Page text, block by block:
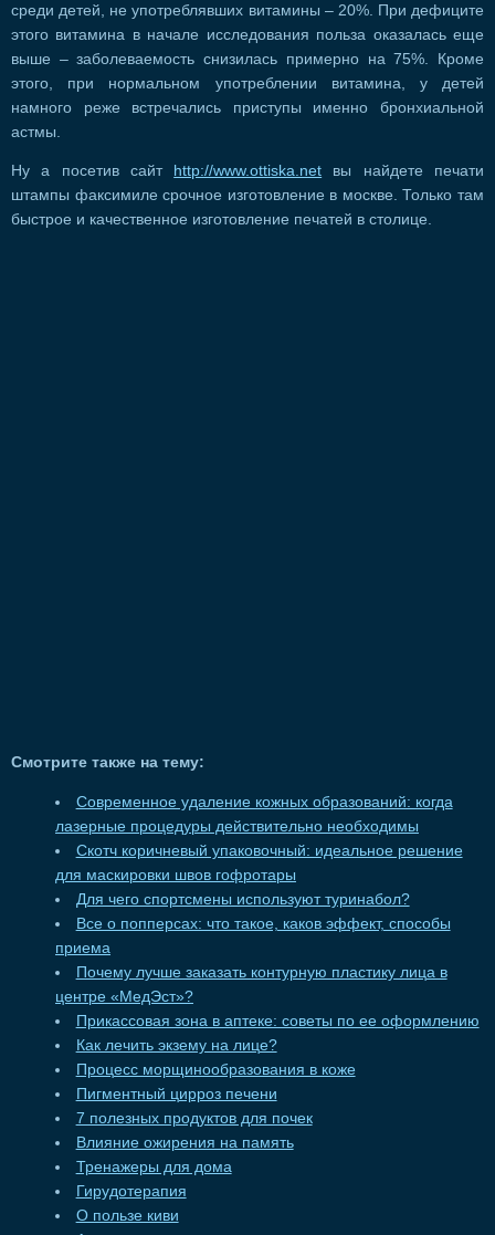
среди детей, не употреблявших витамины – 20%. При дефиците
этого витамина в начале исследования польза оказалась еще
выше – заболеваемость снизилась примерно на 75%. Кроме
этого, при нормальном употреблении витамина, у детей
намного реже встречались приступы именно бронхиальной
астмы.
Ну а посетив сайт http://www.ottiska.net вы найдете печати
штампы факсимиле срочное изготовление в москве. Только там
быстрое и качественное изготовление печатей в столице.
Смотрите также на тему:
Современное удаление кожных образований: когда
лазерные процедуры действительно необходимы
Скотч коричневый упаковочный: идеальное решение
для маскировки швов гофротары
Для чего спортсмены используют туринабол?
Все о попперсах: что такое, каков эффект, способы
приема
Почему лучше заказать контурную пластику лица в
центре «МедЭст»?
Прикассовая зона в аптеке: советы по ее оформлению
Как лечить экзему на лице?
Процесс морщинообразования в коже
Пигментный цирроз печени
7 полезных продуктов для почек
Влияние ожирения на память
Тренажеры для дома
Гирудотерапия
О пользе киви